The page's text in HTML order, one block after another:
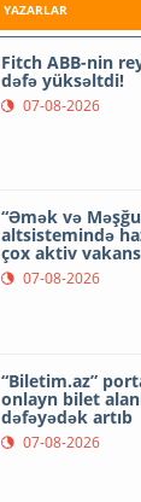
YAZARLAR
Fitch ABB-nin
dəfə yüksəltdi!
07-08-2026
“Əmək və
altsistemində
çox aktiv
07-08-2026
“Biletim.az”
onlayn bilet
dəfəyədək artıb
07-08-2026